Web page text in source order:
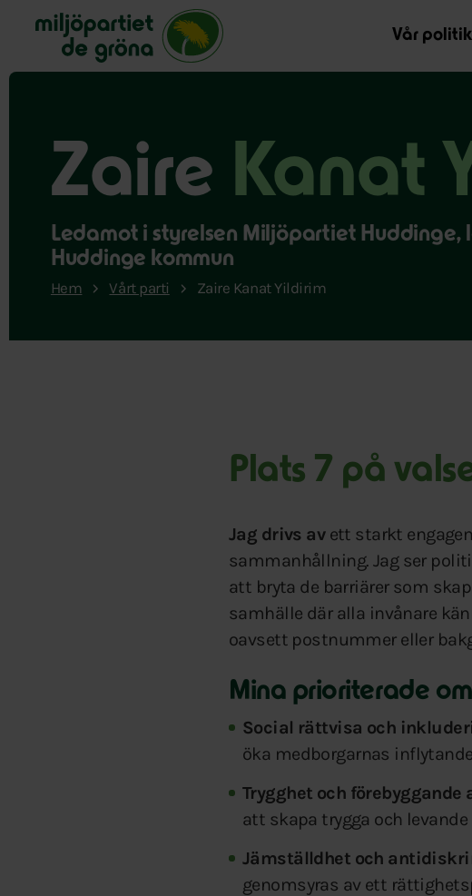
Miljöpartiet de gröna, startsida
Vår politik
Zaire Kanat
Ledamot i styrelsen Miljöpartiet Huddinge,
Huddinge kommun
Hem Vårt parti Zaire Kanat Yildirim
Plats 7 på
Jag drivs avett starkt
sammanhållning. Jag ser
att bryta de barriärer som
samhälle där alla invånare
oavsett postnummer eller
Mina prioriterade
Social rättvisa och
öka medborgarnas
Trygghet och förebyggande
att skapa trygga och
Jämställdhet och
genomsyras av ett